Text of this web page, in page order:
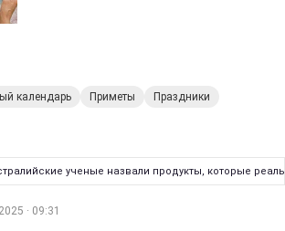
календарь Приметы
Праздники
ученые назвали продукты, которые
· 09:31